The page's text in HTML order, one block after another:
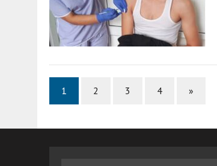
1 2 3 4 »